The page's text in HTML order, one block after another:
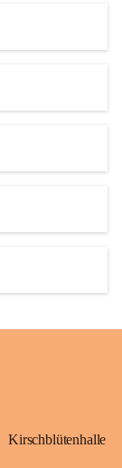
Kirschblütenhalle